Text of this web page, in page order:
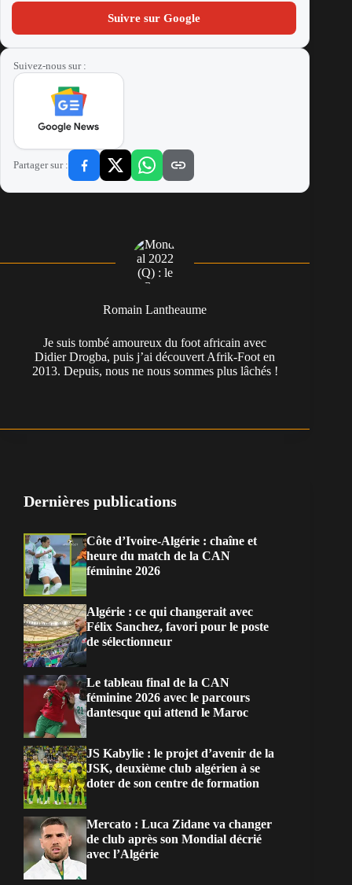
Suivre sur Google
Suivez-nous sur :
Partager sur :
Romain Lantheaume
Je suis tombé amoureux du foot africain avec
Didier Drogba, puis j’ai découvert Afrik-Foot en
2013. Depuis, nous ne nous sommes plus lâchés !
Dernières publications
Côte d’Ivoire-Algérie : chaîne et
heure du match de la CAN
féminine 2026
Algérie : ce qui changerait avec
Félix Sanchez, favori pour le poste
de sélectionneur
Le tableau final de la CAN
féminine 2026 avec le parcours
dantesque qui attend le Maroc
JS Kabylie : le projet d’avenir de la
JSK, deuxième club algérien à se
doter de son centre de formation
Mercato : Luca Zidane va changer
de club après son Mondial décrié
avec l’Algérie